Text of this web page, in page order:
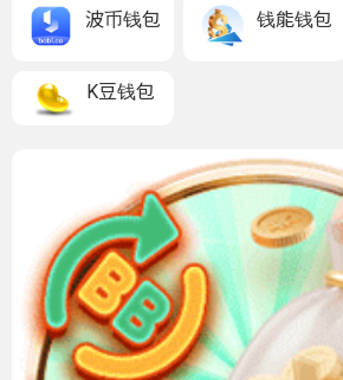
波币钱包 钱能钱包
K豆钱包